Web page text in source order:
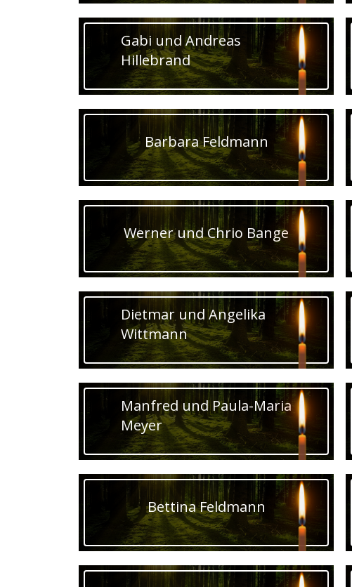
Gabi und Andreas
Hillebrand
Barbara Feldmann
Werner und Chrio Bange
Dietmar und Angelika
Wittmann
Manfred und Paula-Maria
Meyer
Bettina Feldmann